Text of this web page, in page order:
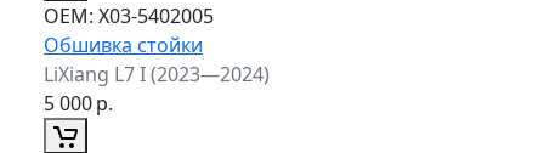
ОЕМ: X03-5402005
Обшивка стойки
LiXiang L7 I (2023—2024)
5 000р.